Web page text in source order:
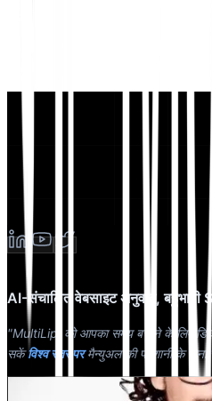
AI-संचालित वेबसाइट अनुवाद, बहुभाषी
"MultiLipi को आपका समय बचाने के लिए
सकेंविश्व स्तर परमैन्युअल की परेशानी के बिना